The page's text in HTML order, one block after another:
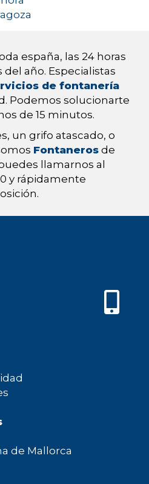
españa, las 24 horas
del año. Especialistas
de fontanería
Podemos solucionarte
de 15 minutos.
un grifo atascado, o
Fontaneros de
llamarnos al
y rápidamente
de Mallorca